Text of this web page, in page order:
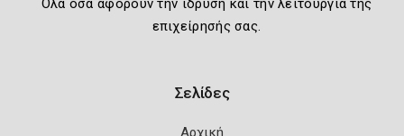
Όλα όσα αφορούν την ίδρυση και την λειτουργία της
επιχείρησής σας.
Σελίδες
Αρχική